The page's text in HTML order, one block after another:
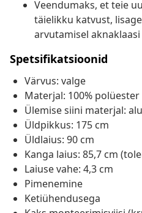
Veendumaks, et teie
täielikku katvust,
arvutamisel aknaklaasi
Spetsifikatsioonid
Värvus: valge
Materjal: 100% polüester
Ülemise siini materjal:
Üldpikkus: 175 cm
Üldlaius: 90 cm
Kanga laius: 85,7 cm
Laiuse vahe: 4,3 cm
Pimenemine
Ketiühendusega